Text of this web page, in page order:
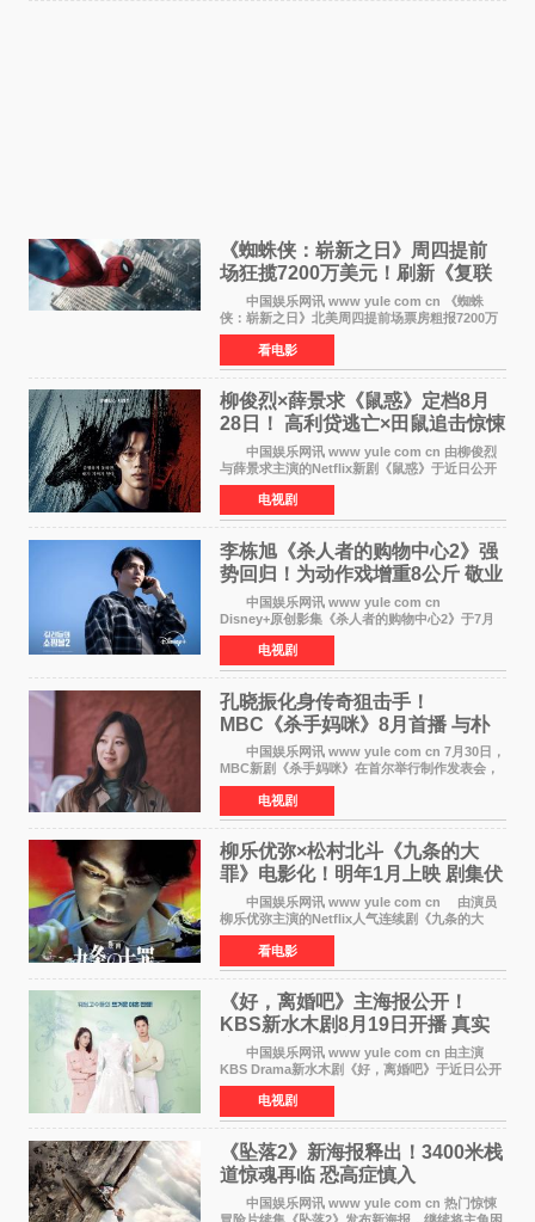
《蜘蛛侠：崭新之日》周四提前
场狂揽7200万美元！刷新《复联
4》保持影史纪录
中国娱乐网讯 www yule com cn 《蜘蛛
侠：崭新之日》北美周四提前场票房粗报7200万
美元，创下影史单片北美提前场票房新纪录——
此前该纪录由《复仇者联盟4：终局之战》的6000
万美元保持，本
看电影
柳俊烈×薛景求《鼠惑》定档8月
28日！ 高利贷逃亡×田鼠追击惊悚
来袭
中国娱乐网讯 www yule com cn 由柳俊烈
与薛景求主演的Netflix新剧《鼠惑》于近日公开
主海报，正式定档8月28日上线。 海报中，柳
俊烈与薛景求背对背站立，各自朝向相反方向，
幽暗的色调与
电视剧
李栋旭《杀人者的购物中心2》强
势回归！为动作戏增重8公斤 敬业
获赞
中国娱乐网讯 www yule com cn
Disney+原创影集《杀人者的购物中心2》于7月
22日正式上线，由男神李栋旭主演的郑进湾以2 0
完全体强势回归。该剧第一季曾被《纽约时报》
评选为全球最佳影集之一
电视剧
孔晓振化身传奇狙击手！
MBC《杀手妈咪》8月首播 与朴
恩斌展开收视对决
中国娱乐网讯 www yule com cn 7月30日，
MBC新剧《杀手妈咪》在首尔举行制作发表会，
主演孔晓振、郑准元、李相二、无真星、崔宇
成、李银泉等人一同出席，为新剧宣传造势。这
是孔晓振继《毛骨
电视剧
柳乐优弥×松村北斗《九条的大
罪》电影化！明年1月上映 剧集伏
笔将全面揭晓
中国娱乐网讯 www yule com cn 由演员
柳乐优弥主演的Netflix人气连续剧《九条的大
罪》正式宣布改编为电影，将于明年1月8日全国
上映。柳乐优弥与SixTONES松村北斗再度联
手，为观众带来这部
看电影
《好，离婚吧》主海报公开！
KBS新水木剧8月19日开播 真实
离婚体验记来袭
中国娱乐网讯 www yule com cn 由主演
KBS Drama新水木剧《好，离婚吧》于近日公开
主海报，正式进入开播倒计时。 海报中，男
女主角背对背站立，各自望向不同方向，中央的
空白与冷漠的表情
电视剧
《坠落2》新海报释出！3400米栈
道惊魂再临 恐高症慎入
中国娱乐网讯 www yule com cn 热门惊悚